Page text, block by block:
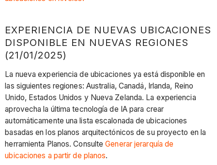
EXPERIENCIA DE NUEVAS UBICACIONES
DISPONIBLE EN NUEVAS REGIONES
(21/01/2025)
La nueva experiencia de ubicaciones ya está disponible en
las siguientes regiones: Australia, Canadá, Irlanda, Reino
Unido, Estados Unidos y Nueva Zelanda. La experiencia
aprovecha la última tecnología de IA para crear
automáticamente una lista escalonada de ubicaciones
basadas en los planos arquitectónicos de su proyecto en la
herramienta Planos. ConsulteGenerar jerarquía de
ubicaciones a partir de planos.